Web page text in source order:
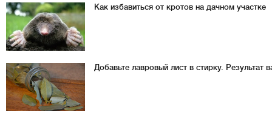
Как избавиться от кротов на дачном участке
Добавьте лавровый лист в стирку. Результат